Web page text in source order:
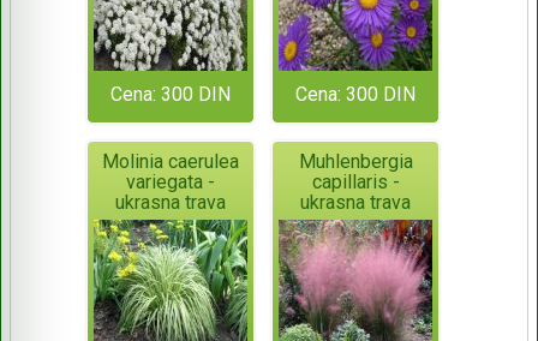
Cena: 300 DIN Cena: 300 DIN
Molinia caerulea
variegata -
ukrasna trava
Muhlenbergia
capillaris -
ukrasna trava